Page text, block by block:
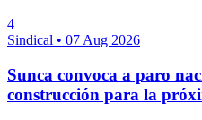
4
Sindical • 07 Aug 2026
Sunca convoca a paro
construcción para la